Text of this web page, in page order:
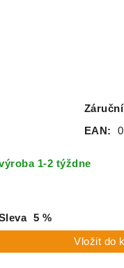
EAN:
1-2 týždne
5 %